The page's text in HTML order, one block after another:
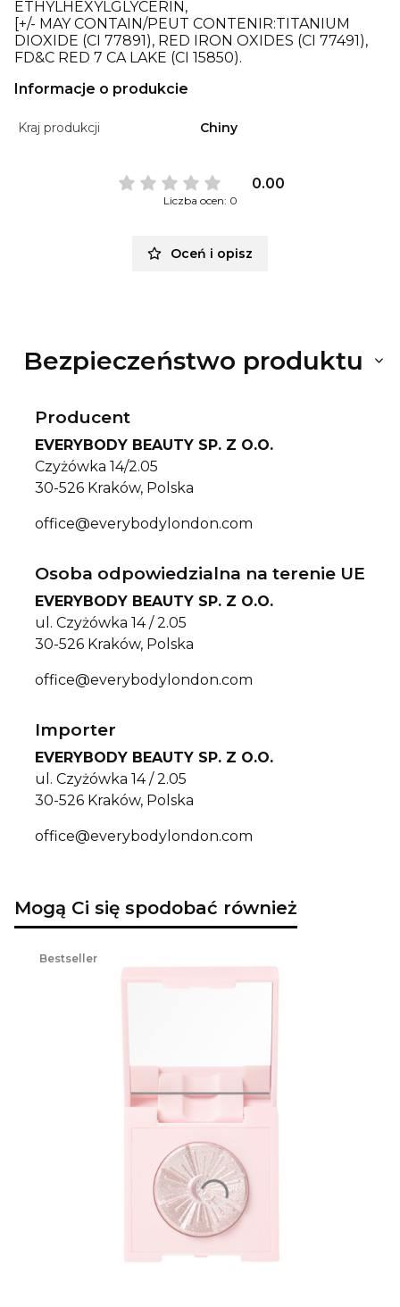
ETHYLHEXYLGLYCERIN,
[+/- MAY CONTAIN/PEUT CONTENIR:TITANIUM
DIOXIDE (CI 77891), RED IRON OXIDES (CI 77491),
FD&C RED 7 CA LAKE (CI 15850).
Informacje o produkcie
Kraj produkcji Chiny
0.00
Liczba ocen: 0
Oceń i opisz
Bezpieczeństwo produktu
Producent
EVERYBODY BEAUTY SP. Z O.O.
Czyżówka 14/2.05
30-526 Kraków, Polska
office@everybodylondon.com
Osoba odpowiedzialna na terenie UE
EVERYBODY BEAUTY SP. Z O.O.
ul. Czyżówka 14 / 2.05
30-526 Kraków, Polska
office@everybodylondon.com
Importer
EVERYBODY BEAUTY SP. Z O.O.
ul. Czyżówka 14 / 2.05
30-526 Kraków, Polska
office@everybodylondon.com
Mogą Ci się spodobać również
Bestseller